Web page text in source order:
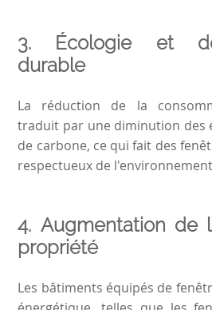
3. Écologie et
durable
La réduction de la
traduit par une diminution des
de carbone, ce qui fait des
respectueux de
4. Augmentation de
propriété
Les bâtiments équipés de